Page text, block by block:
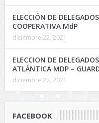
ELECCIÓN DE
COOPERATIVA MdP
diciembre 22, 2021
ELECCION DE
ATLÁNTICA MDP –
diciembre 22, 2021
FACEBOOK